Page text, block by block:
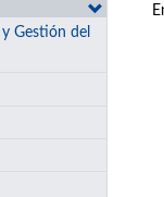
Gestión del